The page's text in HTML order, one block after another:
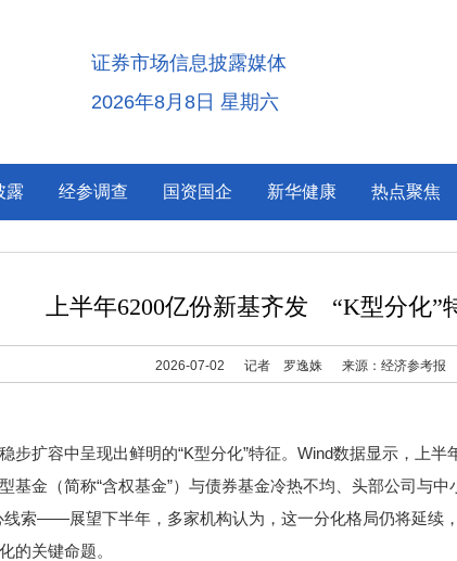
证券市场信息披露媒体
2026年8月8日 星期六
露 经参调查 国资国企 新华健康 热点聚焦
上半年6200亿份新基齐发 “K型分化”
2026-07-02 记者 罗逸姝 来源：经济参考报
扩容中呈现出鲜明的“K型分化”特征。Wind数据显示，上半
基金（简称“含权基金”）与债券基金冷热不均、头部公司与
线索——展望下半年，多家机构认为，这一分化格局仍将延续
的关键命题。